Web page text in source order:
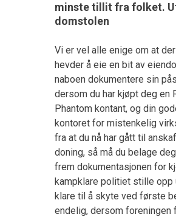
minste tillit fra folket.
domstolen
Vi er vel alle enige om at
hevder å eie en bit av
naboen dokumentere sin
dersom du har kjøpt deg en
Phantom kontant, og din
kontoret for mistenkelig
fra at du nå har gått til
doning, så må du belage
frem dokumentasjonen for
kampklare politiet stille opp
klare til å skyte ved første
endelig, dersom foreningen